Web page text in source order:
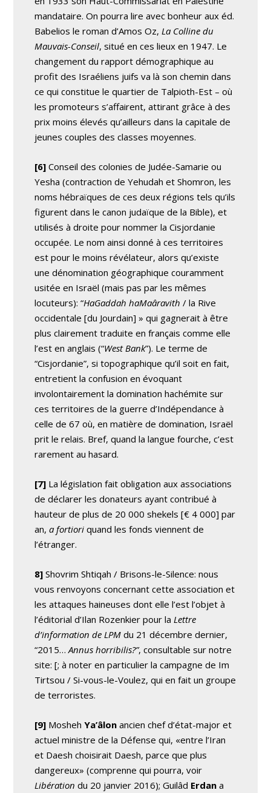
mandataire. On pourra lire avec bonheur aux éd.
Babelios le roman d’Amos Oz, La Colline du
Mauvais-Conseil, situé en ces lieux en 1947. Le
changement du rapport démographique au
profit des Israéliens juifs va là son chemin dans
ce qui constitue le quartier de Talpioth-Est – où
les promoteurs s’affairent, attirant grâce à des
prix moins élevés qu’ailleurs dans la capitale de
jeunes couples des classes moyennes.
[6] Conseil des colonies de Judée-Samarie ou
Yesha (contraction de Yehudah et Shomron, les
noms hébraïques de ces deux régions tels qu’ils
figurent dans le canon judaïque de la Bible), et
utilisés à droite pour nommer la Cisjordanie
occupée. Le nom ainsi donné à ces territoires
est pour le moins révélateur, alors qu’existe
une dénomination géographique couramment
usitée en Israël (mais pas par les mêmes
locuteurs): “HaGaddah haMaâravith / la Rive
occidentale [du Jourdain] » qui gagnerait à être
plus clairement traduite en français comme elle
l’est en anglais (“West Bank”). Le terme de
“Cisjordanie”, si topographique qu’il soit en fait,
entretient la confusion en évoquant
involontairement la domination hachémite sur
ces territoires de la guerre d’Indépendance à
celle de 67 où, en matière de domination, Israël
prit le relais. Bref, quand la langue fourche, c’est
rarement au hasard.
[7] La législation fait obligation aux associations
de déclarer les donateurs ayant contribué à
hauteur de plus de 20 000 shekels [€ 4 000] par
an,a fortiori quand les fonds viennent de
l’étranger.
8] Shovrim Shtiqah / Brisons-le-Silence: nous
vous renvoyons concernant cette association et
les attaques haineuses dont elle l’est l’objet à
l’éditorial d’Ilan Rozenkier pour la Lettre
d’information de LPM du 21 décembre dernier,
“2015…Annus horribilis?”, consultable sur notre
site: [; à noter en particulier la campagne de Im
Tirtsou / Si-vous-le-Voulez, qui en fait un groupe
de terroristes.
[9] MoshehYa’âlon ancien chef d’état-major et
actuel ministre de la Défense qui, «entre l’Iran
et Daesh choisirait Daesh, parce que plus
dangereux» (comprenne qui pourra, voir
Libération du 20 janvier 2016); Guilâd Erdan a